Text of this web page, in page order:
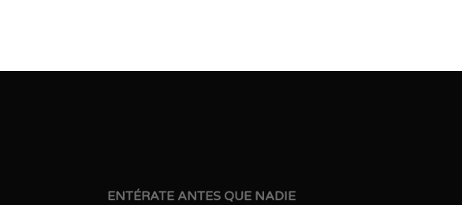
ENTÉRATE ANTES QUE NADIE